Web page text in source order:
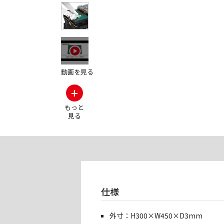
動画を見る
+
もっと
見る
仕様
外寸：H300×W450×D3mm